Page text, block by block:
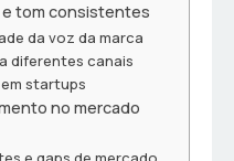
tom consistentes
da voz da marca
diferentes canais
startups
no mercado